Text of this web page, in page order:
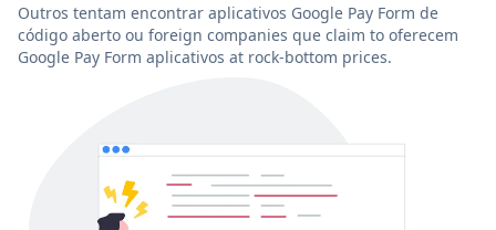
Outros tentam encontrar aplicativos Google Pay Form de
código aberto ou foreign companies que claim to oferecem
Google Pay Form aplicativos at rock-bottom prices.